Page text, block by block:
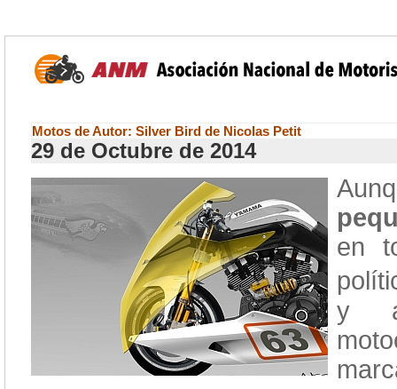
Motos de Autor: Silver Bird de Nicolas Petit
29 de Octubre de 2014
en
y